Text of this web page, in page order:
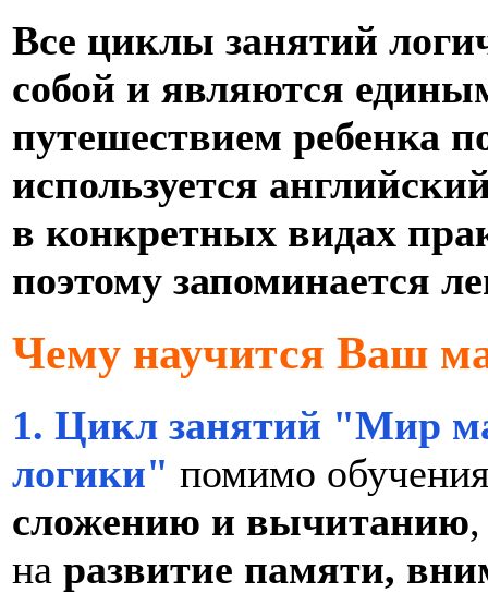
Все циклы занятий
собой и являются
путешествием ребенка
используется
в конкретных видах
поэтому запоминается
Чему научится Ваш
1. Цикл занятий "Мир
логики" помимо
сложению и вычитанию
на развитие памяти,